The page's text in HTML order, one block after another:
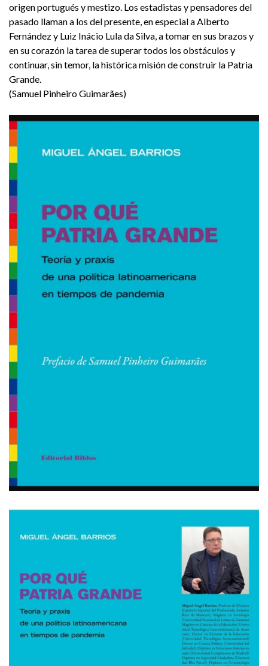
origen portugués y mestizo. Los estadistas y pensadores del
pasado llaman a los del presente, en especial a Alberto
Fernández y Luiz Inácio Lula da Silva, a tomar en sus brazos y
en su corazón la tarea de superar todos los obstáculos y
continuar, sin temor, la histórica misión de construir la Patria
Grande.
(Samuel Pinheiro Guimarães)